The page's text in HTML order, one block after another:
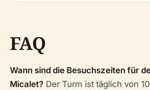
FAQ
Wann sind die Besuchszeiten für
Micalet? Der Turm ist täglich von